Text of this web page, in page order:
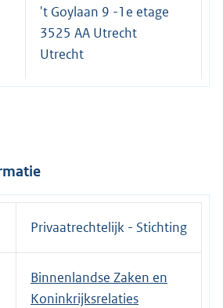
't Goylaan 9 -1e etage
3525 AA Utrecht
Utrecht
Privaatrechtelijk - Stichting
Binnenlandse Zaken en
Koninkrijksrelaties